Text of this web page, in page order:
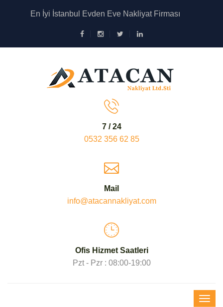
Hizmetleri
En İyi İstanbul Evden Eve Nakliyat Firması
7 / 24
0532 356 62 85
Mail
info@atacannakliyat.com
Ofis Hizmet Saatleri
Pzt - Pzr : 08:00-19:00